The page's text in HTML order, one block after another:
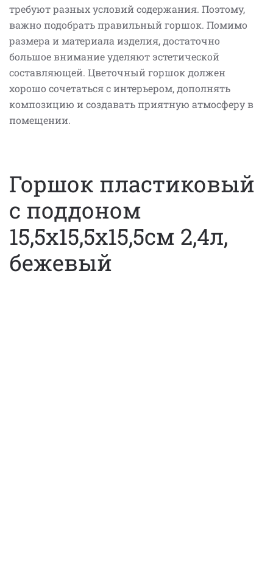
требуют разных условий содержания. Поэтому,
важно подобрать правильный горшок. Помимо
размера и материала изделия, достаточно
большое внимание уделяют эстетической
составляющей. Цветочный горшок должен
хорошо сочетаться с интерьером, дополнять
композицию и создавать приятную атмосферу в
помещении.
Горшок пластиковый
с поддоном
15,5х15,5х15,5см 2,4л,
бежевый